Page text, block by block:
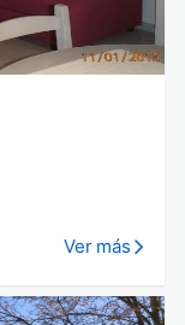
Ver más